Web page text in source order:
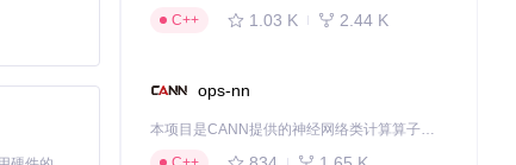
C++
1.03 K 2.44 K
ops-nn
本项目是CANN提供的神经网络类计算算子库，实现网络在NPU上加速计算。